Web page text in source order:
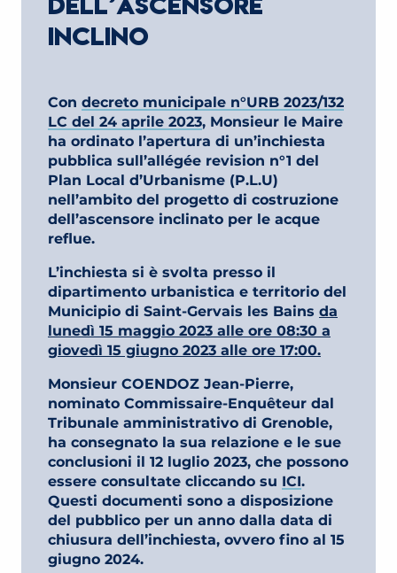
INCLINO
Con decreto municipale n°URB 2023/132
LC del 24 aprile 2023, Monsieur le Maire
ha ordinato l’apertura di un’inchiesta
pubblica sull’allégée revision n°1 del
Plan Local d’Urbanisme (P.L.U)
nell’ambito del progetto di costruzione
dell’ascensore inclinato per le acque
reflue.
L’inchiesta si è svolta presso il
dipartimento urbanistica e territorio del
Municipio di Saint-Gervais les Bains da
lunedì 15 maggio 2023 alle ore 08:30 a
giovedì 15 giugno 2023 alle ore 17:00.
Monsieur COENDOZ Jean-Pierre,
nominato Commissaire-Enquêteur dal
Tribunale amministrativo di Grenoble,
ha consegnato la sua relazione e le sue
conclusioni il 12 luglio 2023, che possono
essere consultate cliccando su ICI.
Questi documenti sono a disposizione
del pubblico per un anno dalla data di
chiusura dell’inchiesta, ovvero fino al 15
giugno 2024.